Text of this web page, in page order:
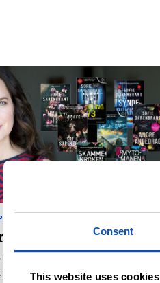
Consent
This website uses cookies
NORSK
krimhelt Emma
vakker og litt for
beste